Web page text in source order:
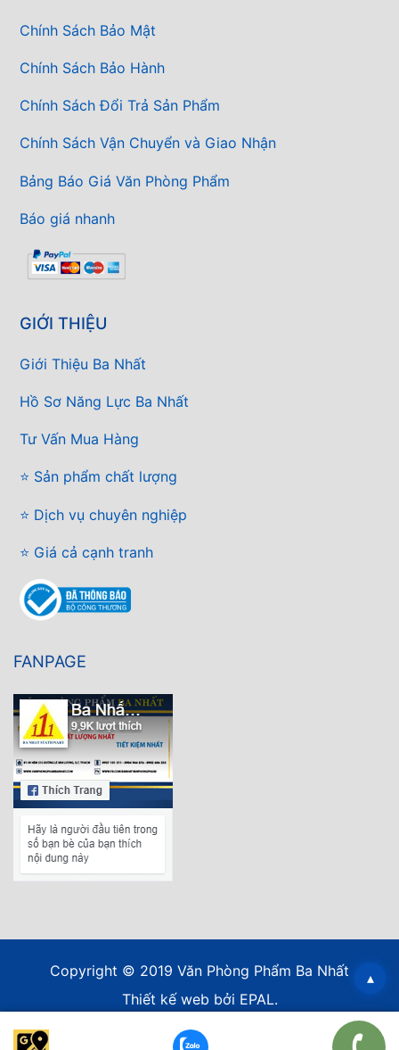
Chính Sách Bảo Mật
Chính Sách Bảo Hành
Chính Sách Đổi Trả Sản Phẩm
Chính Sách Vận Chuyển và Giao Nhận
Bảng Báo Giá Văn Phòng Phẩm
Báo giá nhanh
GIỚI THIỆU
Giới Thiệu Ba Nhất
Hồ Sơ Năng Lực Ba Nhất
Tư Vấn Mua Hàng
⭐ Sản phẩm chất lượng
⭐ Dịch vụ chuyên nghiệp
⭐ Giá cả cạnh tranh
FANPAGE
Copyright © 2019 Văn Phòng Phẩm Ba Nhất
Thiết kế web bởi EPAL.
▴